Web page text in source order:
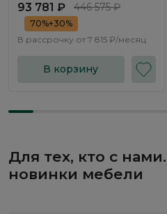
93 781 ₽ 446 575 ₽
70%+30%
В рассрочку от 7 815 ₽/месяц
В корзину
Для тех, кто с
новинки мебели